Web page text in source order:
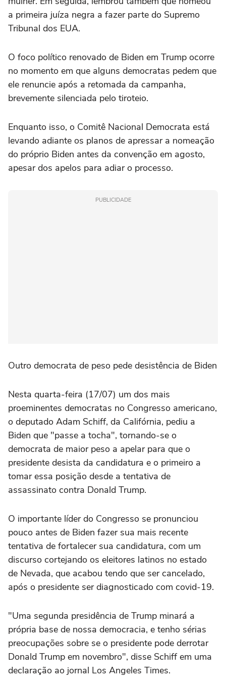
a primeira juíza negra a fazer parte do Supremo
Tribunal dos EUA.
O foco político renovado de Biden em Trump ocorre
no momento em que alguns democratas pedem que
ele renuncie após a retomada da campanha,
brevemente silenciada pelo tiroteio.
Enquanto isso, o Comitê Nacional Democrata está
levando adiante os planos de apressar a nomeação
do próprio Biden antes da convenção em agosto,
apesar dos apelos para adiar o processo.
PUBLICIDADE
Outro democrata de peso pede desistência de Biden
Nesta quarta-feira (17/07) um dos mais
proeminentes democratas no Congresso americano,
o deputado Adam Schiff, da Califórnia, pediu a
Biden que "passe a tocha", tornando-se o
democrata de maior peso a apelar para que o
presidente desista da candidatura e o primeiro a
tomar essa posição desde a tentativa de
assassinato contra Donald Trump.
O importante líder do Congresso se pronunciou
pouco antes de Biden fazer sua mais recente
tentativa de fortalecer sua candidatura, com um
discurso cortejando os eleitores latinos no estado
de Nevada, que acabou tendo que ser cancelado,
após o presidente ser diagnosticado com covid-19.
"Uma segunda presidência de Trump minará a
própria base de nossa democracia, e tenho sérias
preocupações sobre se o presidente pode derrotar
Donald Trump em novembro", disse Schiff em uma
declaração ao jornal Los Angeles Times.